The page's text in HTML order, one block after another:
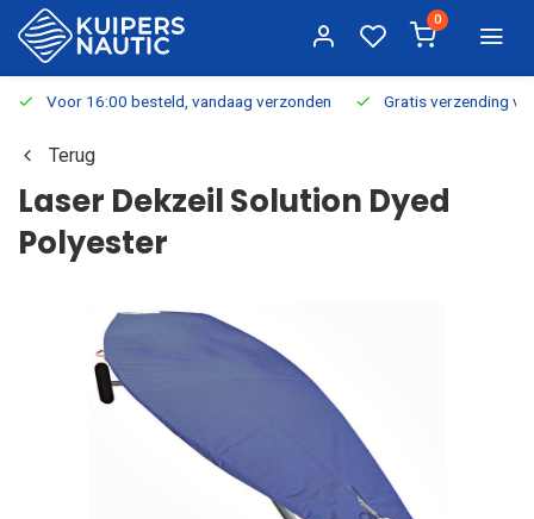
0
Voor 16:00 besteld, vandaag verzonden Gratis verzending
Terug
Laser Dekzeil Solution Dyed
Polyester